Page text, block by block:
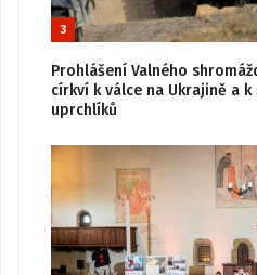
3
Prohlášení Valného
církví k válce na Ukrajině a
uprchlíků